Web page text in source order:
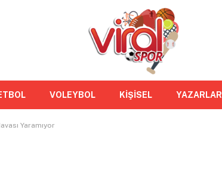
VOLEYBOL KİŞİSEL YAZARLAR
Yaramıyor